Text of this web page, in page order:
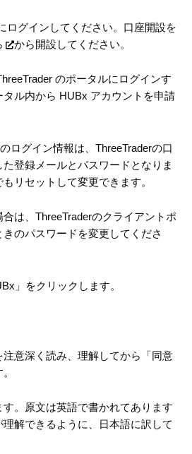
ログインしてください。口座開設を
から開設してください。
のポータルにログインす
ル内から HUBx アカウントを申請
ログイン情報は、ThreeTraderの口
登録メールとパスワードとなりま
リセットして変更できます。
は、ThreeTraderのクライアントポ
のパスワードを変更してくださ
」をクリックします。
意深く読み、理解してから「同意
。原文は英語で書かれてあります
解できるように、日本語に訳して